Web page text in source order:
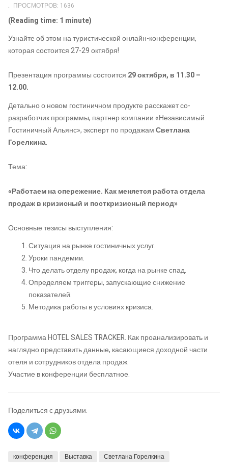
ПРОСМОТРОВ: 1636
(Reading time: 1 minute)
Узнайте об этом на туристической онлайн-конференции,
которая состоится 27-29 октября!
Презентация программы состоится 29 октября, в 11.30 –
12.00.
Детально о новом гостиничном продукте расскажет со-
разработчик программы, партнер компании «Независимый
Гостиничный Альянс», эксперт по продажамСветлана
Горелкина.
Тема:
«Работаем на опережение. Как меняется работа отдела
продаж в кризисный и посткризисный период»
Основные тезисы выступления:
Ситуация на рынке гостиничных услуг.
Уроки пандемии.
Что делать отделу продаж, когда на рынке спад.
Определяем триггеры, запускающие снижение
показателей.
Методика работы в условиях кризиса.
Программа HOTEL SALES TRACKER. Как проанализировать и
наглядно представить данные, касающиеся доходной части
отеля и сотрудников отдела продаж.
Участие в конференции бесплатное.
Поделиться с друзьями:
конференция Выставка Светлана Горелкина